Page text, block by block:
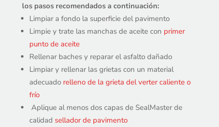
los pasos recomendados a continuación:
Limpiar a fondo la superficie del pavimento
Limpie y trate las manchas de aceite con primer
punto de aceite
Rellenar baches y reparar el asfalto dañado
Limpiar y rellenar las grietas con un material
adecuado relleno de la grieta del verter caliente o
frío
Aplique al menos dos capas de SealMaster de
calidad sellador de pavimento